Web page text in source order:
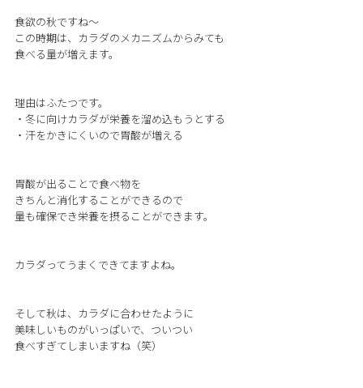
食欲の秋ですね〜
この時期は、カラダのメカニズムからみても
食べる量が増えます。
理由はふたつです。
・冬に向けカラダが栄養を溜め込もうとする
・汗をかきにくいので胃酸が増える
胃酸が出ることで食べ物を
きちんと消化することができるので
量も確保でき栄養を摂ることができます。
カラダってうまくできてますよね。
そして秋は、カラダに合わせたように
美味しいものがいっぱいで、ついつい
食べすぎてしまいますね（笑）